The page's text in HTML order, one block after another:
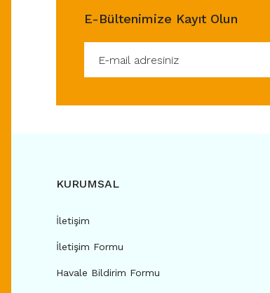
E-Bültenimize Kayıt Olun
KURUMSAL
İletişim
İletişim Formu
Havale Bildirim Formu